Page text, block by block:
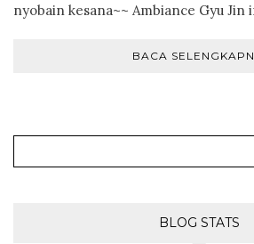
nyobain kesana~~ Ambiance Gyu
BACA
BLOG STATS